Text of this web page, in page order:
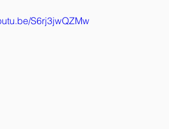
S6rj3jwQZMw